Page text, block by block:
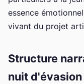
essence
vivant du projet
Structure
nuit